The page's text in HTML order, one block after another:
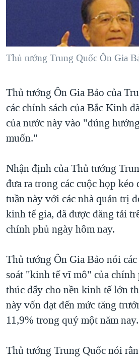
NGƯỜI VIỆT HẢI NGOẠI
KINH TẾ
KHOA HỌC
THỂ THAO
GIÁO DỤC
HÀNH TRÌNH BẦU CỬ 2024
MỘT NĂM CHIẾN TRANH TẠI DẢI
GIẢI MÃ VÀNH ĐAI & CON ĐƯỜNG
TRỊNH VĨNH BÌNH - NGƯỜI HẠ
GROUND ZERO – XƯA VÀ NAY
CHI PHÍ CHIẾN TRANH
THƯỢNG ĐỈNH TRUMP-KIM TẠI
TRỊNH VĨNH BÌNH VS. CHÍNH PHỦ
NGƯ DÂN VIỆT VÀ LÀN SÓNG
BÊN KIA QUỐC LỘ: TIẾNG VỌNG
MẠNG XÃ HỘI
Ngôn ngữ khác
Thủ tướng Trung Quốc Ôn Gia
Thủ tướng Ôn Gia Bảo của
các chính sách của Bắc Kinh
của nước này vào "đúng
muốn."
Nhận định của Thủ tướng
đưa ra trong các cuộc họp
tuần này với các nhà quản trị
kinh tế gia, đã được đăng tải
chính phủ ngày hôm nay.
Thủ tướng Ôn Gia Bảo nói
soát "kinh tế vĩ mô" của chính
thúc đẩy cho nền kinh tế lớn
này vốn đạt đến mức tăng
11,9% trong quý một năm nay.
Thủ tướng Trung Quốc nói